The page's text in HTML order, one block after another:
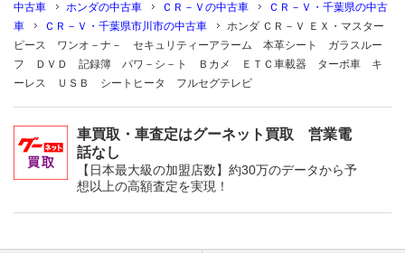
中古車 ホンダの中古車 ＣＲ－Ｖの中古車
ＣＲ－Ｖ・千葉県の中古
車
ＣＲ－Ｖ・千葉県市川市の中古車
ホンダ ＣＲ－Ｖ ＥＸ・マスター
ピース ワンオ－ナ－ セキュリティーアラーム 本革シート ガラスルー
フ ＤＶＤ 記録簿 パワ－シ－ト Ｂカメ ＥＴＣ車載器 ターボ車 キ
ーレス ＵＳＢ シートヒータ フルセグテレビ
車買取・車査定はグーネット買取 営業電
話なし
【日本最大級の加盟店数】約30万のデータから予
想以上の高額査定を実現！